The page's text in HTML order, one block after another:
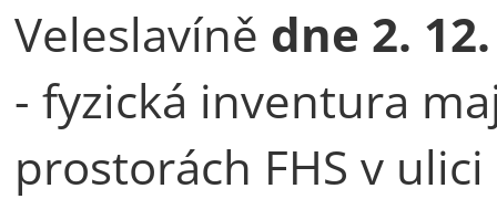
Veleslavíně dne 2.
- fyzická inventura
prostorách FHS v